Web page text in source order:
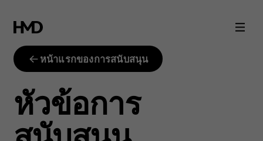
ฉัน
จะ
นำ
เข้า
หน้าแรกของการสนับสนุน
หัวข้อการ